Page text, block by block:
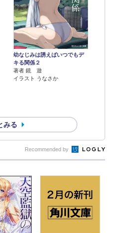
幼なじみは誘えばいつでもデ
キる関係２
著者 鏡 遊
イラスト うなさか
みる
Recommended by